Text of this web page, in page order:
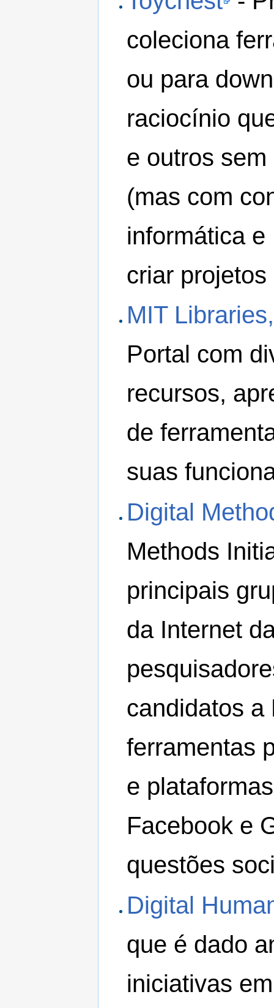
coleciona
ou para
raciocínio
e outros
(mas com
informática
criar
MIT
Portal com
recursos,
de
suas
Digital
Methods
principais
da Internet
candidatos a
ferramentas
e
Facebook e
questões
Digital
que é dado
iniciativas